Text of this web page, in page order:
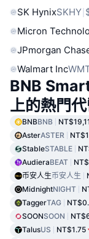
SK HynixSKHY
Micron
JPmorgan
Walmart Inc
BNB
上的熱門
BNBBNB
AsterASTER
StableSTABLE
AudieraBEAT
币安人生币安人生
MidnightNIGHT
TaggerTAG
SOONSOON
TalusUS NT$1.75